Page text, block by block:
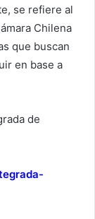
se refiere al
Chilena
que buscan
en base a
de